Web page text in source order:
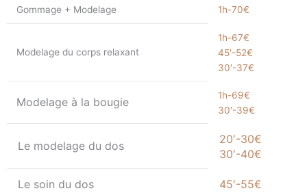
Gommage + Modelage 1h-70€
Modelage du corps relaxant
1h-67€
45′-52€
30′-37€
Modelage à la bougie
1h-69€
30′-39€
Le modelage du dos
20′-30€
30′-40€
Le soin du dos 45′-55€